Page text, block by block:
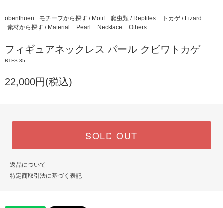
obenthueri モチーフから探す / Motif 爬虫類 / Reptiles
トカゲ / Lizard
素材から探す / Material
Pearl Necklace Others
フィギュアネックレス パール クビワトカゲ
BTFS-35
22,000円(税込)
SOLD OUT
返品について
特定商取引法に基づく表記